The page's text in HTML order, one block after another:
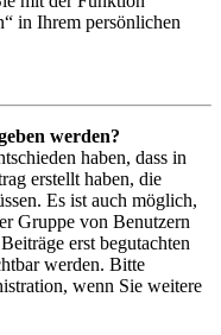
in Ihrem persönlichen
werden?
haben, dass in
erstellt haben, die
Es ist auch möglich,
Gruppe von Benutzern
erst begutachten
werden. Bitte
wenn Sie weitere